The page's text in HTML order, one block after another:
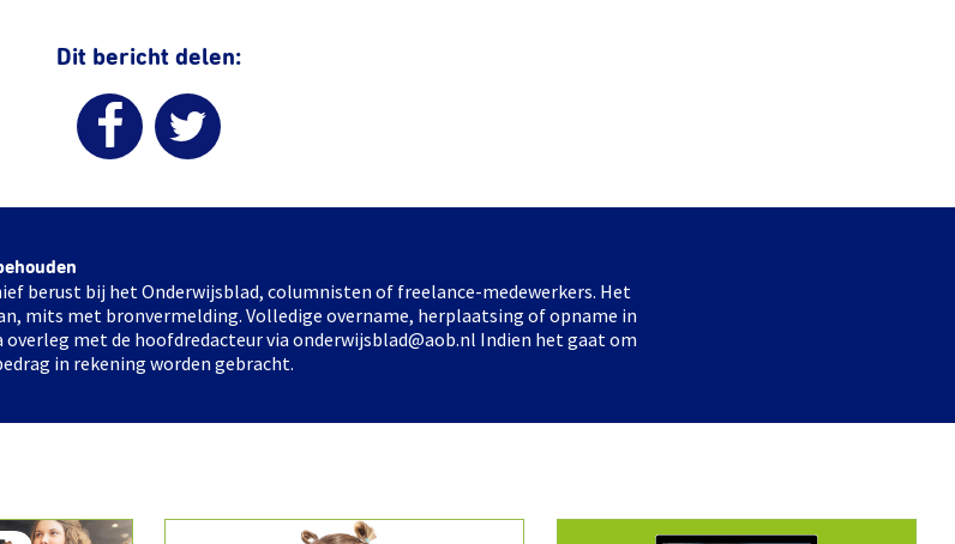
Dit bericht delen:
berust bij het Onderwijsblad, columnisten of freelance-medewerkers. Het
mits met bronvermelding. Volledige overname, herplaatsing of opname in
met de hoofdredacteur via onderwijsblad@aob.nl Indien het gaat om
in rekening worden gebracht.